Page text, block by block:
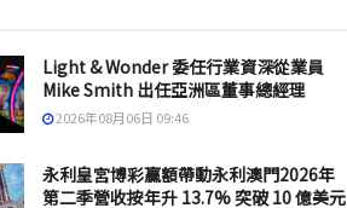
Light & Wonder 委任行業資深從業員
Mike Smith 出任亞洲區董事總經理
2026年08月06日 09:46
永利皇宮博彩贏額帶動永利澳門2026年
第二季營收按年升 13.7% 突破 10 億美元